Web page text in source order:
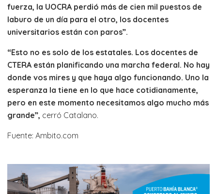
fuerza, la UOCRA perdió más de cien mil puestos de
laburo de un día para el otro, los docentes
universitarios están con paros”.
“Esto no es solo de los estatales. Los docentes de
CTERA están planificando una marcha federal. No hay
donde vos mires y que haya algo funcionando. Uno la
esperanza la tiene en lo que hace cotidianamente,
pero en este momento necesitamos algo mucho más
grande”, cerró Catalano.
Fuente: Ambito.com